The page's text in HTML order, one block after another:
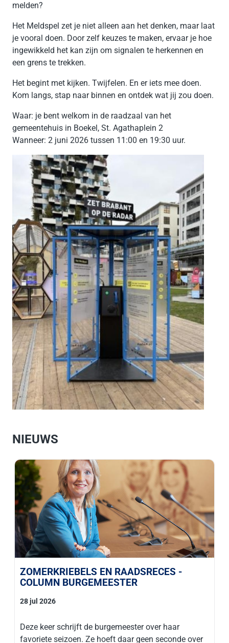
melden?
Het Meldspel zet je niet alleen aan het denken, maar laat
je vooral doen. Door zelf keuzes te maken, ervaar je hoe
ingewikkeld het kan zijn om signalen te herkennen en
een grens te trekken.
Het begint met kijken. Twijfelen. En er iets mee doen.
Kom langs, stap naar binnen en ontdek wat jij zou doen.
Waar: je bent welkom in de raadzaal van het
gemeentehuis in Boekel, St. Agathaplein 2
Wanneer: 2 juni 2026 tussen 11:00 en 19:30 uur.
NIEUWS
ZOMERKRIEBELS EN RAADSRECES -
COLUMN BURGEMEESTER
28 jul 2026
Deze keer schrijft de burgemeester over haar
favoriete seizoen. Ze hoeft daar geen seconde over